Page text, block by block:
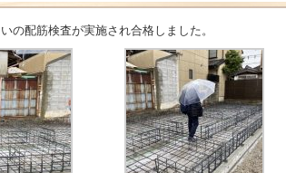
の配筋検査が実施され合格しました。